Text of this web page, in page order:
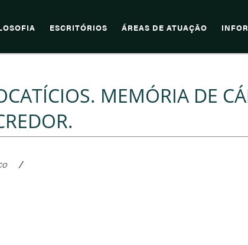
ESCRITÓRIOS ÁREAS DE ATUAÇÃO
MEMÓRIA DE
/